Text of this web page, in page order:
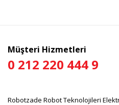
Müşteri Hizmetleri
0 212 220 444 9
Robotzade Robot Teknolojileri